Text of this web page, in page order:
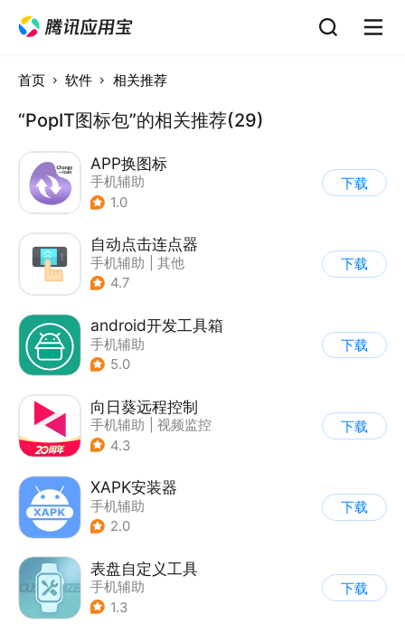
首页 软件 相关推荐
“PopIT图标包”的相关推荐(29)
APP换图标
手机辅助
1.0
下载
自动点击连点器
手机辅助
其他
4.7
下载
android开发工具箱
手机辅助
5.0
下载
向日葵远程控制
手机辅助
视频监控
4.3
下载
XAPK安装器
手机辅助
2.0
下载
表盘自定义工具
手机辅助
1.3
下载